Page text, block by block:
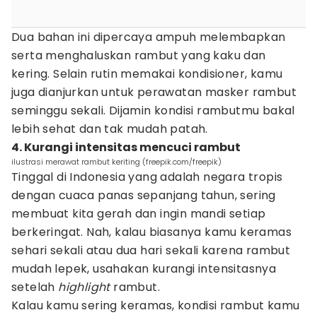
Dua bahan ini dipercaya ampuh melembapkan
serta menghaluskan rambut yang kaku dan
kering. Selain rutin memakai kondisioner, kamu
juga dianjurkan untuk perawatan masker rambut
seminggu sekali. Dijamin kondisi rambutmu bakal
lebih sehat dan tak mudah patah.
4. Kurangi intensitas mencuci rambut
ilustrasi merawat rambut keriting (freepik.com/freepik)
Tinggal di Indonesia yang adalah negara tropis
dengan cuaca panas sepanjang tahun, sering
membuat kita gerah dan ingin mandi setiap
berkeringat. Nah, kalau biasanya kamu keramas
sehari sekali atau dua hari sekali karena rambut
mudah lepek, usahakan kurangi intensitasnya
setelah highlightrambut.
Kalau kamu sering keramas, kondisi rambut kamu